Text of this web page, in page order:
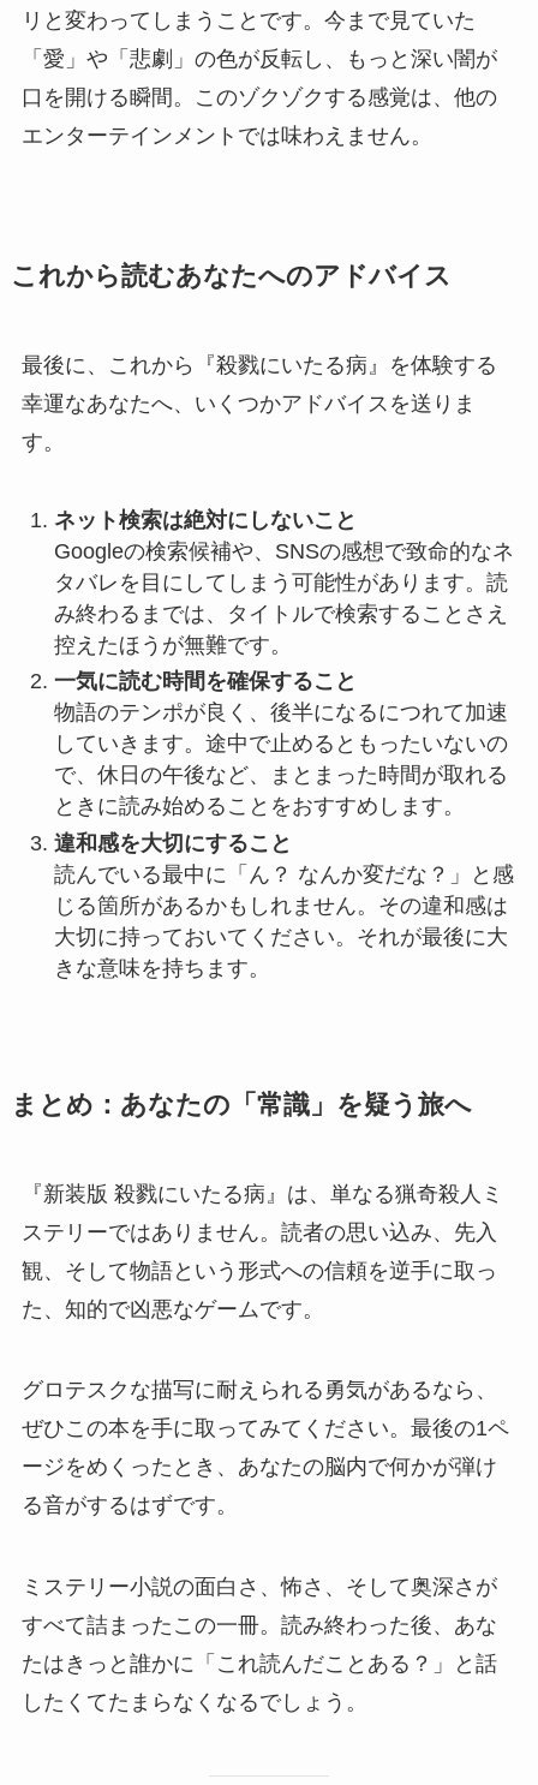
リと変わってしまうことです。今まで見ていた
「愛」や「悲劇」の色が反転し、もっと深い闇が
口を開ける瞬間。このゾクゾクする感覚は、他の
エンターテインメントでは味わえません。
これから読むあなたへのアドバイス
最後に、これから『殺戮にいたる病』を体験する
幸運なあなたへ、いくつかアドバイスを送りま
す。
ネット検索は絶対にしないこと
Googleの検索候補や、SNSの感想で致命的なネ
タバレを目にしてしまう可能性があります。読
み終わるまでは、タイトルで検索することさえ
控えたほうが無難です。
一気に読む時間を確保すること
物語のテンポが良く、後半になるにつれて加速
していきます。途中で止めるともったいないの
で、休日の午後など、まとまった時間が取れる
ときに読み始めることをおすすめします。
違和感を大切にすること
読んでいる最中に「ん？ なんか変だな？」と感
じる箇所があるかもしれません。その違和感は
大切に持っておいてください。それが最後に大
きな意味を持ちます。
まとめ：あなたの「常識」を疑う旅へ
『新装版 殺戮にいたる病』は、単なる猟奇殺人ミ
ステリーではありません。読者の思い込み、先入
観、そして物語という形式への信頼を逆手に取っ
た、知的で凶悪なゲームです。
グロテスクな描写に耐えられる勇気があるなら、
ぜひこの本を手に取ってみてください。最後の1ペ
ージをめくったとき、あなたの脳内で何かが弾け
る音がするはずです。
ミステリー小説の面白さ、怖さ、そして奥深さが
すべて詰まったこの一冊。読み終わった後、あな
たはきっと誰かに「これ読んだことある？」と話
したくてたまらなくなるでしょう。